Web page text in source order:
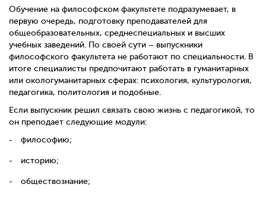
Обучение на философском факультете подразумевает, в
первую очередь, подготовку преподавателей для
общеобразовательных, среднеспециальных и высших
учебных заведений. По своей сути – выпускники
философского факультета не работают по специальности. В
итоге специалисты предпочитают работать в гуманитарных
или окологуманитарных сферах: психология, культурология,
педагогика, политология и подобные.
Если выпускник решил связать свою жизнь с педагогикой, то
он преподает следующие модули:
философию;
историю;
обществознание;